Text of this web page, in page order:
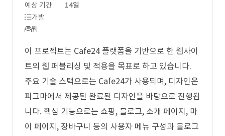
예상 기간
14일
개발
웹
이 프로젝트는 Cafe24 플랫폼을 기반으로 한 웹사이
트의 웹 퍼블리싱 및 적용을 목표로 하고 있습니다.
주요 기술 스택으로는 Cafe24가 사용되며, 디자인은
피그마에서 제공된 완료된 디자인을 바탕으로 진행됩
니다. 핵심 기능으로는 쇼핑, 블로그, 소개 페이지, 마
이 페이지, 장바구니 등의 사용자 메뉴 구성과 블로그